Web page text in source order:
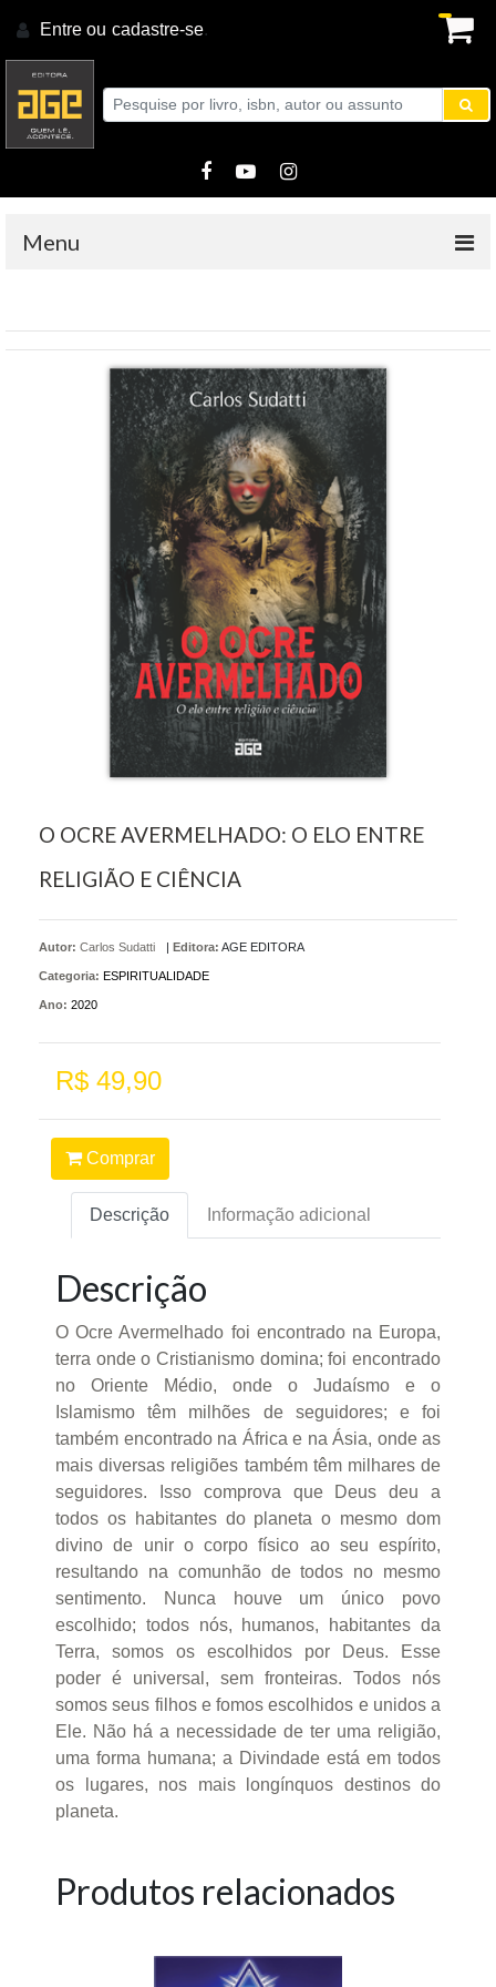
Entre ou cadastre-se.
Menu
O OCRE AVERMELHADO: O ELO ENTRE
RELIGIÃO E CIÊNCIA
Autor: Carlos Sudatti | Editora: AGE EDITORA
Categoria: ESPIRITUALIDADE
Ano: 2020
R$ 49,90
Comprar
Descrição Informação adicional
Descrição
O Ocre Avermelhado foi encontrado na Europa,
terra onde o Cristianismo domina; foi encontrado
no Oriente Médio, onde o Judaísmo e o
Islamismo têm milhões de seguidores; e foi
também encontrado na África e na Ásia, onde as
mais diversas religiões também têm milhares de
seguidores. Isso comprova que Deus deu a
todos os habitantes do planeta o mesmo dom
divino de unir o corpo físico ao seu espírito,
resultando na comunhão de todos no mesmo
sentimento. Nunca houve um único povo
escolhido; todos nós, humanos, habitantes da
Terra, somos os escolhidos por Deus. Esse
poder é universal, sem fronteiras. Todos nós
somos seus filhos e fomos escolhidos e unidos a
Ele. Não há a necessidade de ter uma religião,
uma forma humana; a Divindade está em todos
os lugares, nos mais longínquos destinos do
planeta.
Produtos relacionados